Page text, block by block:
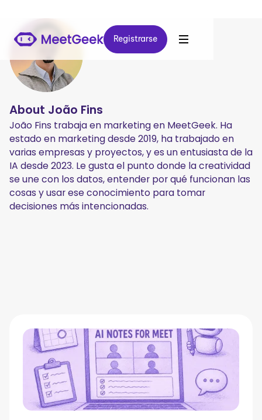
Registrarse
Registrarse
About João Fins
João Fins trabaja en marketing en MeetGeek. Ha
estado en marketing desde 2019, ha trabajado en
varias empresas y proyectos, y es un entusiasta de la
IA desde 2023. Le gusta el punto donde la creatividad
se une con los datos, entender por qué funcionan las
cosas y usar ese conocimiento para tomar
decisiones más intencionadas.